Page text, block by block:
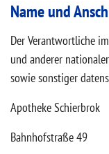
Name und
Der Verantwortliche
und anderer
sowie sonstiger
Apotheke Schierbrok
Bahnhofstraße 49